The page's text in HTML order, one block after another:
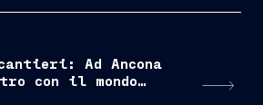
Ad Ancona
con il mondo